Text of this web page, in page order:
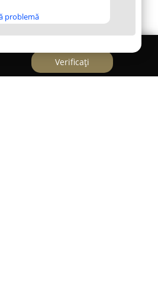
problemă
Verificați